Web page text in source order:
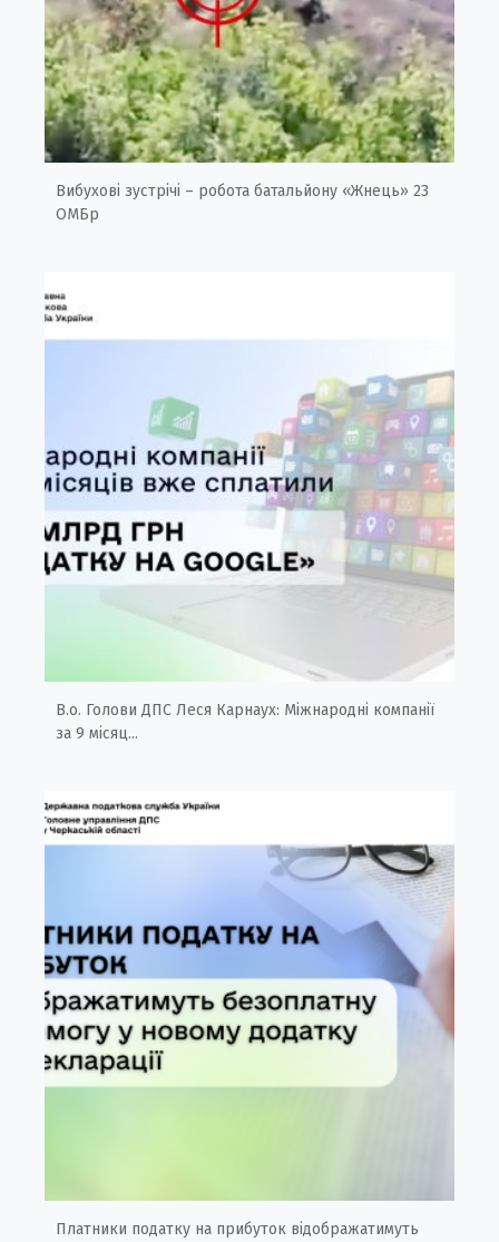
Вибухові зустрічі – робота батальйону «Жнець» 23
ОМБр
В.о. Голови ДПС Леся Карнаух: Міжнародні компанії
за 9 місяц...
Платники податку на прибуток відображатимуть